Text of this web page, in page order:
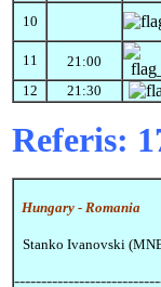
10
11 21:00
12 21:30
Referis:
Hungary - Romania
Stanko Ivanovski